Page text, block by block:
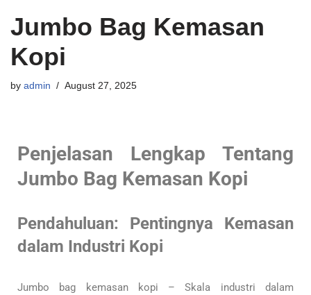
Jumbo Bag Kemasan
Kopi
by admin August 27, 2025
Penjelasan Lengkap Tentang
Jumbo Bag Kemasan Kopi
Pendahuluan: Pentingnya Kemasan
dalam Industri Kopi
Jumbo bag kemasan kopi – Skala industri dalam